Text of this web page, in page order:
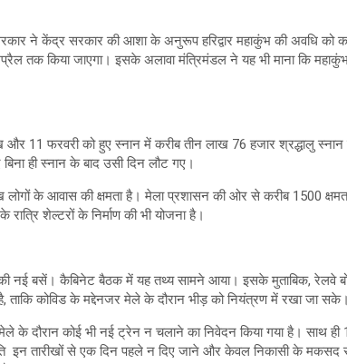
ने केंद्र सरकार की आशा के अनुरूप हरिद्वार महाकुंभ की अवधि को
किया जाएगा। इसके अलावा मंत्रिमंडल ने यह भी माना कि
11 फरवरी को हुए स्नान में करीब तीन लाख 76 हजार श्रद्धालु
ही स्नान के बाद उसी दिन लौट गए।
लोगों के आवास की क्षमता है। मेला प्रशासन की ओर से करीब 1500
रात्रि शेल्टरों के निर्माण की भी योजना है।
नई बसें। कैबिनेट बैठक में यह तथ्य सामने आया। इसके मुताबिक, रेलवे
कोविड के मद्देनजर मेले के दौरान भीड़ को नियंत्रण में रखा जा सके।
के दौरान कोई भी नई ट्रेन न चलाने का निवेदन किया गया है। साथ
इन तारीखों से एक दिन पहले न दिए जाने और केवल निकासी के मकसद से